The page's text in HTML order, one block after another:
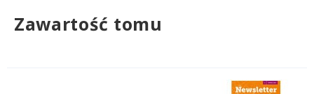
Zawartość tomu